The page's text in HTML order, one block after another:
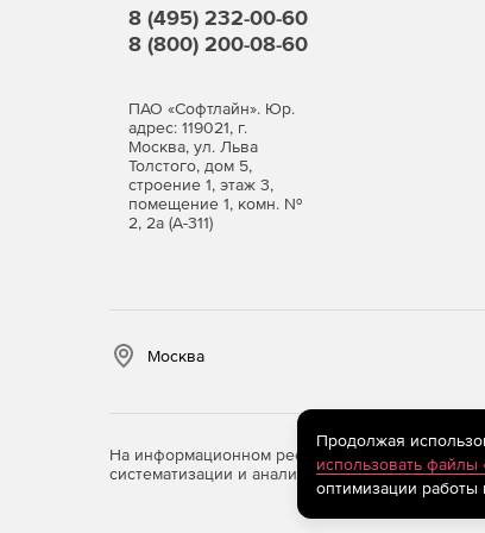
Защита от вредоносных программ и
критических файлов, процессов, окон,
Удаленная установка с помощью
Dr.Web Server Security Suite).
Централизованная установка
систему (Login Script).
Запуск сканера и утилиты
Быстрое отключение и подключение
Возможность гибкой настройки
8 (495) 232-00-60
8 (800) 200-08-60
ПАО «Софтлайн». Юр.
адрес: 119021, г.
Москва, ул. Льва
Толстого, дом 5,
строение 1, этаж 3,
помещение 1, комн. №
2, 2а (А-311)
Москва
На информационном ресурсе store.softline.ru
систематизации и анализа сведений,
Продолжая
использовать файлы
оптимизации работы